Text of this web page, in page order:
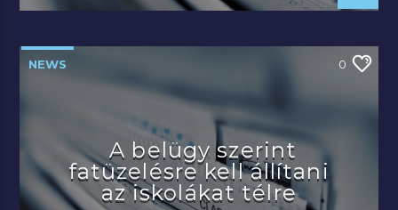
NEWS 0
A belügy szerint
fatüzelésre kell állítani
az iskolákat télre